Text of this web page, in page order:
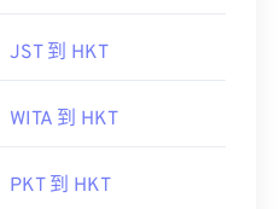
JST 到 HKT
WITA 到 HKT
PKT 到 HKT